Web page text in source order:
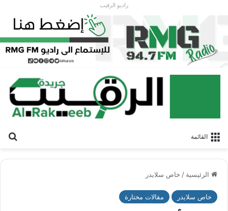
راديو الرقيب
القائمة
الرئيسية / خاص سلايدر
خاص سلايدر مقالات مختارة